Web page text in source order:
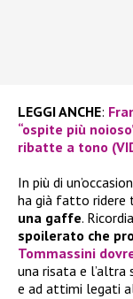
LEGGI ANCHE:
“ospite più
ribatte a tono
In più di
ha già fatto ridere
una gaffe.
spoilerato che
Tommassini
una risata e l’altra
e ad attimi legati